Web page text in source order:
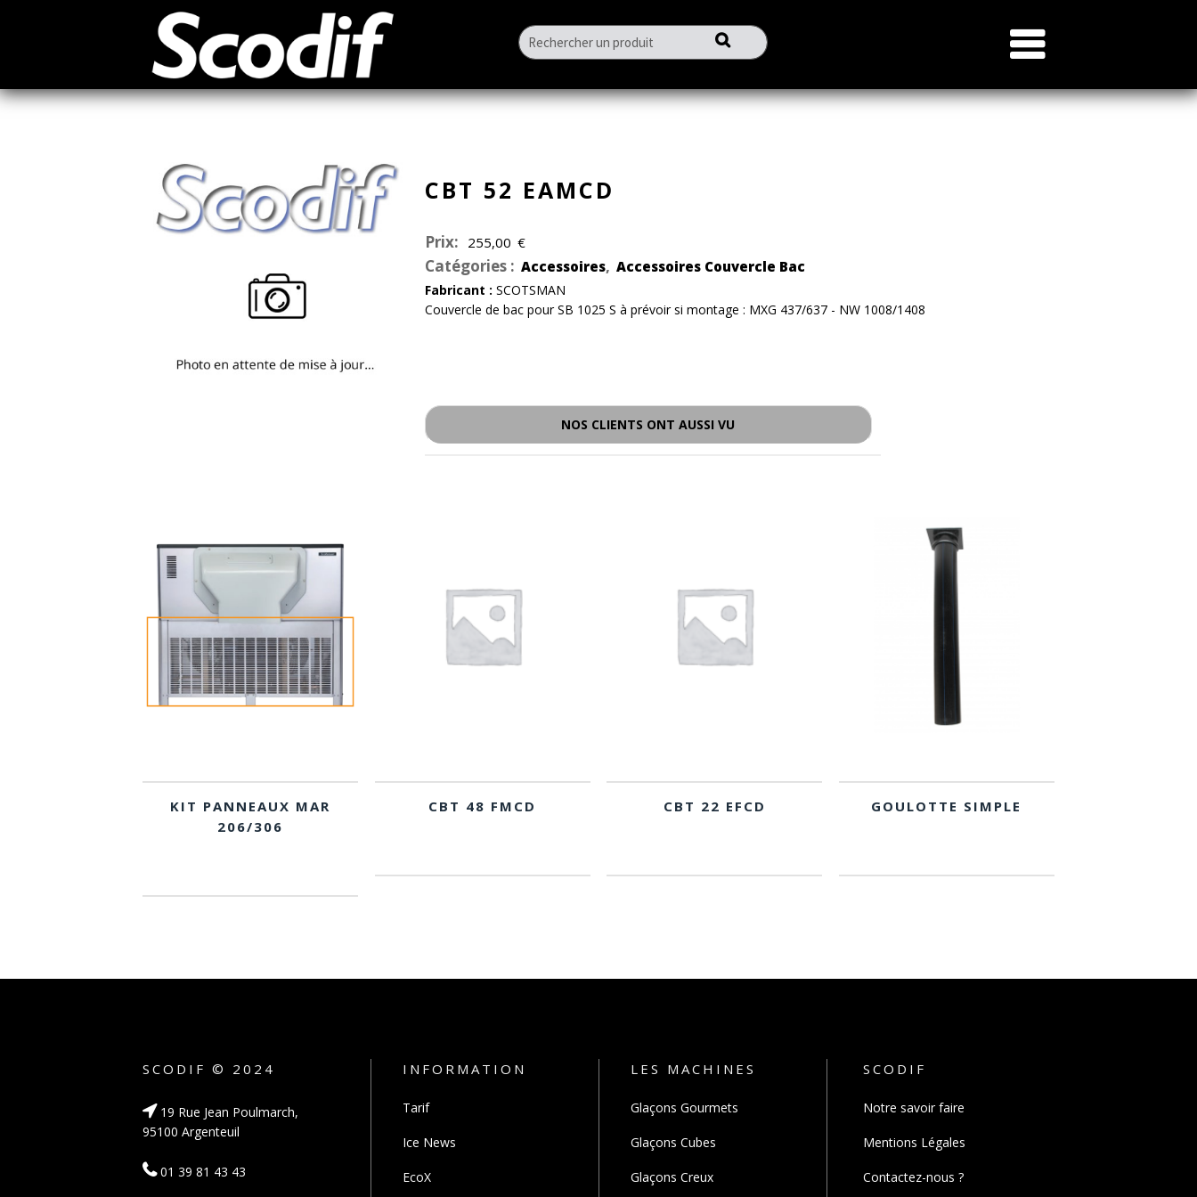
CBT 52 EAMCD
Prix: 255,00 €
Catégories : Accessoires, Accessoires Couvercle Bac
Fabricant : SCOTSMAN
Couvercle de bac pour SB 1025 S à prévoir si montage : MXG 437/637 - NW 1008/1408
NOS CLIENTS ONT AUSSI VU
KIT PANNEAUX MAR
206/306
CBT 48 FMCD CBT 22 EFCD GOULOTTE SIMPLE
SCODIF © 2024
19 Rue Jean Poulmarch,
95100 Argenteuil
01 39 81 43 43
INFORMATION
Tarif
Ice News
EcoX
LES MACHINES
Glaçons Gourmets
Glaçons Cubes
Glaçons Creux
SCODIF
Notre savoir faire
Mentions Légales
Contactez-nous ?